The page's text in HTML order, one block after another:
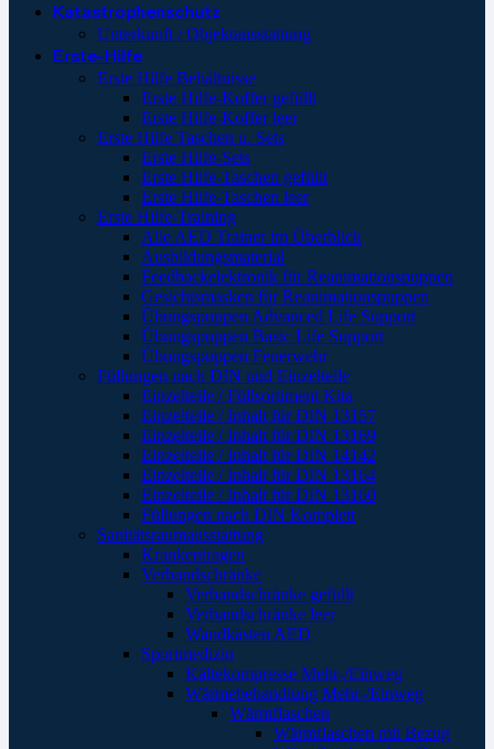
Katastrophenschutz
Unterkunft / Objektausstattung
Erste-Hilfe
Erste Hilfe Behältnisse
Erste Hilfe-Koffer gefüllt
Erste Hilfe-Koffer leer
Erste Hilfe Taschen u. Sets
Erste Hilfe-Sets
Erste Hilfe-Taschen gefüllt
Erste Hilfe-Taschen leer
Erste Hilfe-Training
Alle AED Trainer im Überblick
Ausbildungsmaterial
Feedbackelektronik für Reanimationspuppen
Gesichtsmasken für Reanimationspuppen
Übungspuppen Advanced Life Support
Übungspuppen Basic Life Support
Übungspuppen Feuerwehr
Füllungen nach DIN und Einzelteile
Einzelteile / Füllsortiment Kita
Einzelteile / Inhalt für DIN 13157
Einzelteile / Inhalt für DIN 13169
Einzelteile / Inhalt für DIN 14142
Einzelteile / Inhalt für DIN 13164
Einzelteile / Inhalt für DIN 13160
Füllungen nach DIN Komplett
Sanitätsraumausstattung
Krankentragen
Verbandschränke
Verbandschränke gefüllt
Verbandschränke leer
Wandkästen AED
Sportmedizin
Kältekompresse Mehr-/Einweg
Wärmebehandlung Mehr-/Einweg
Wärmflaschen
Wärmflaschen mit Bezug